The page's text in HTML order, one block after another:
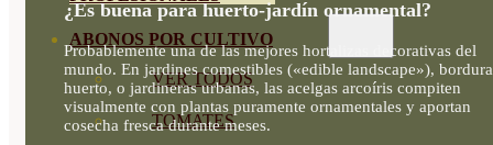
ABONOS POR CULTIVO
VER TODOS
TOMATES
¿Es buena para huerto-jardín ornamental?
Probablemente una de las mejores hortalizas decorativas del
mundo. En jardines comestibles («edible landscape»),
huerto, o jardineras urbanas, las acelgas arcoíris compiten
visualmente con plantas puramente ornamentales y aportan
cosecha fresca durante meses.